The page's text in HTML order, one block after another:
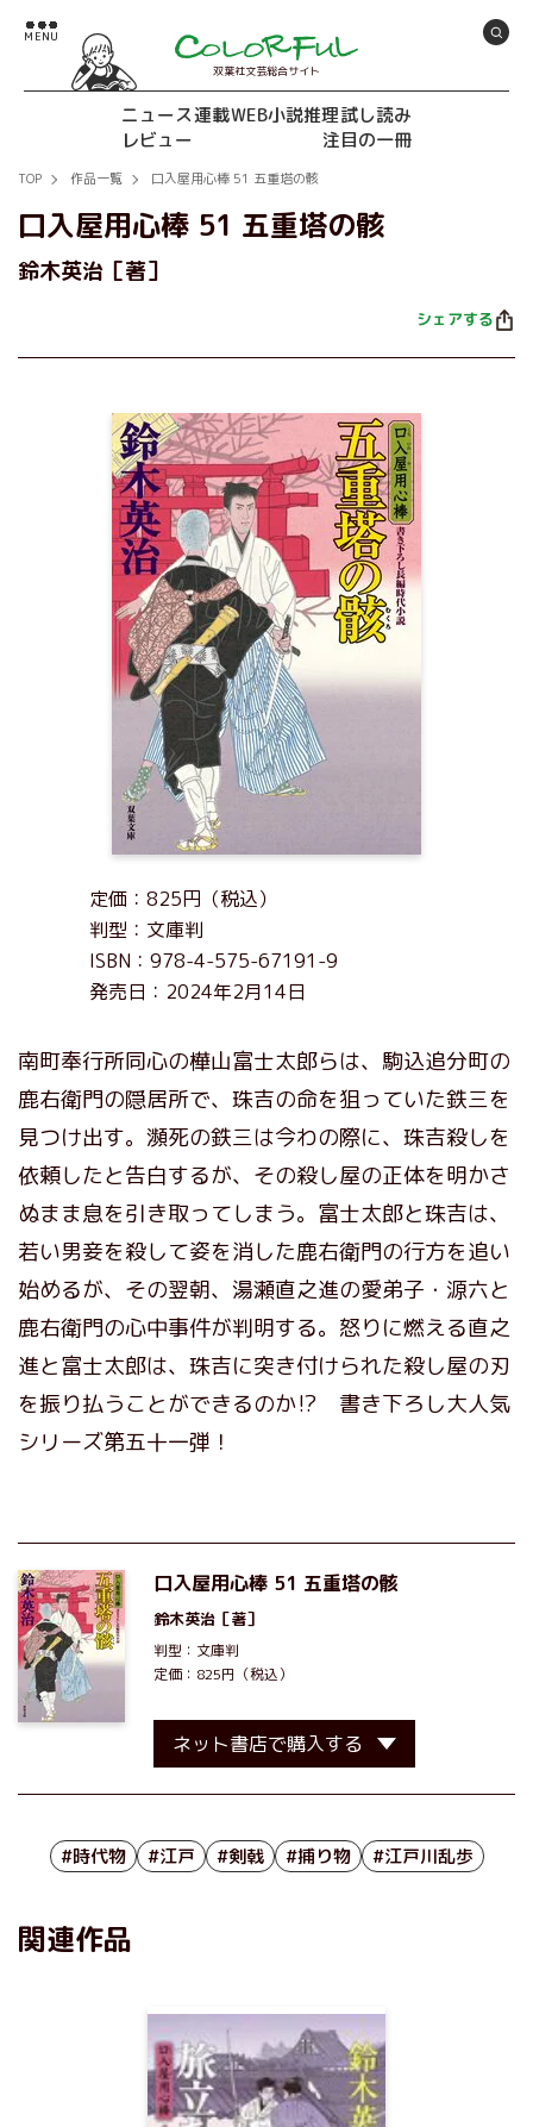
双葉社文芸総合サイト
ニュース連載WEB小説推理試し読み
レビュー
注目の一冊
TOP 作品一覧 口入屋用心棒 51 五重塔の骸
口入屋用心棒 51 五重塔の骸
鈴木英治［著］
シェアする
定価：825円（税込）
判型：文庫判
ISBN：978-4-575-67191-9
発売日：2024年2月14日
南町奉行所同心の樺山富士太郎らは、駒込追分町の
鹿右衛門の隠居所で、珠吉の命を狙っていた鉄三を
見つけ出す。瀕死の鉄三は今わの際に、珠吉殺しを
依頼したと告白するが、その殺し屋の正体を明かさ
ぬまま息を引き取ってしまう。富士太郎と珠吉は、
若い男妾を殺して姿を消した鹿右衛門の行方を追い
始めるが、その翌朝、湯瀬直之進の愛弟子・源六と
鹿右衛門の心中事件が判明する。怒りに燃える直之
進と富士太郎は、珠吉に突き付けられた殺し屋の刃
を振り払うことができるのか⁉ 書き下ろし大人気
シリーズ第五十一弾！
口入屋用心棒 51 五重塔の骸
鈴木英治 ［著］
判型：文庫判
定価：825円（税込）
ネット書店で購入する
#時代物 #江戸 #剣戟 #捕り物 #江戸川乱歩
関連作品